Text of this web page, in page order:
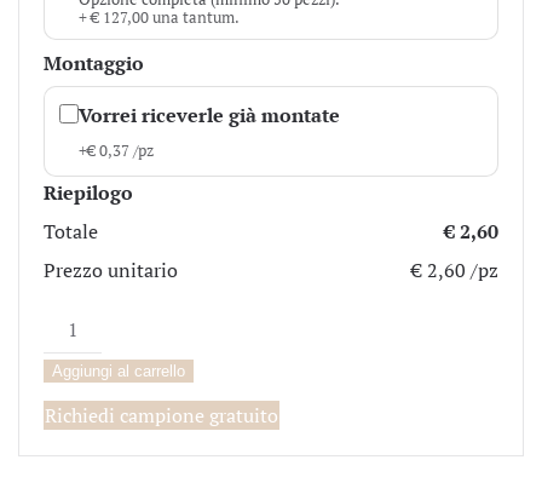
+ € 127,00 una tantum.
Montaggio
Vorrei riceverle già montate
+€0,37 /pz
Riepilogo
Totale
€ 2,60
Prezzo unitario
€ 2,60 /pz
Frassino
quantità
Aggiungi al carrello
Richiedi campione gratuito